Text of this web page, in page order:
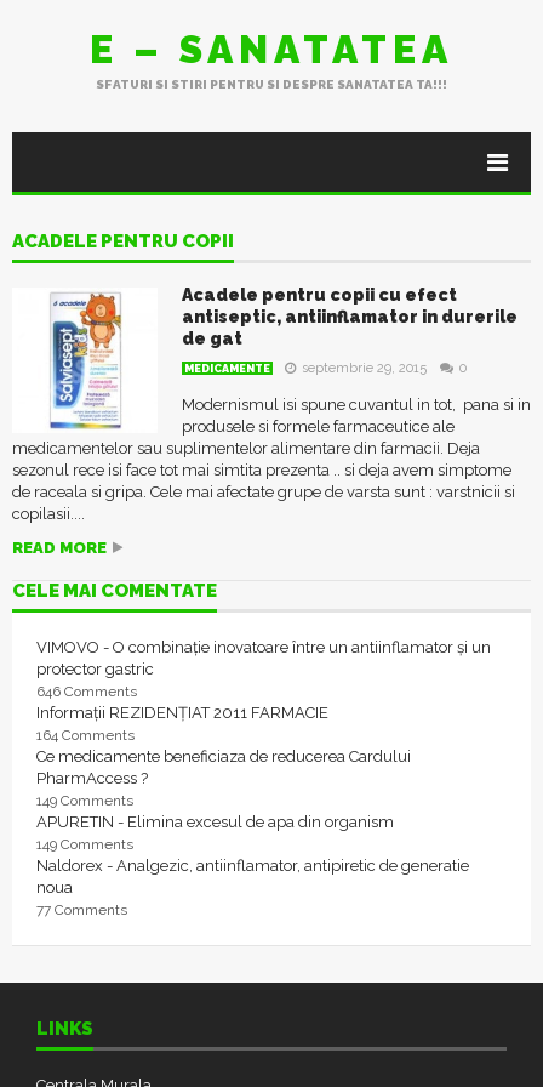
E – SANATATEA
SFATURI SI STIRI PENTRU SI DESPRE SANATATEA TA!!!
ACADELE PENTRU COPII
Acadele pentru copii cu efect
antiseptic, antiinflamator in durerile
de gat
MEDICAMENTE septembrie 29, 2015 0
Modernismul isi spune cuvantul in tot, pana si in
produsele si formele farmaceutice ale
medicamentelor sau suplimentelor alimentare din farmacii. Deja
sezonul rece isi face tot mai simtita prezenta .. si deja avem simptome
de raceala si gripa. Cele mai afectate grupe de varsta sunt : varstnicii si
copilasii....
READ MORE
CELE MAI COMENTATE
VIMOVO - O combinație inovatoare între un antiinflamator și un
protector gastric
646 Comments
Informații REZIDENȚIAT 2011 FARMACIE
164 Comments
Ce medicamente beneficiaza de reducerea Cardului
PharmAccess ?
149 Comments
APURETIN - Elimina excesul de apa din organism
149 Comments
Naldorex - Analgezic, antiinflamator, antipiretic de generatie
noua
77 Comments
LINKS